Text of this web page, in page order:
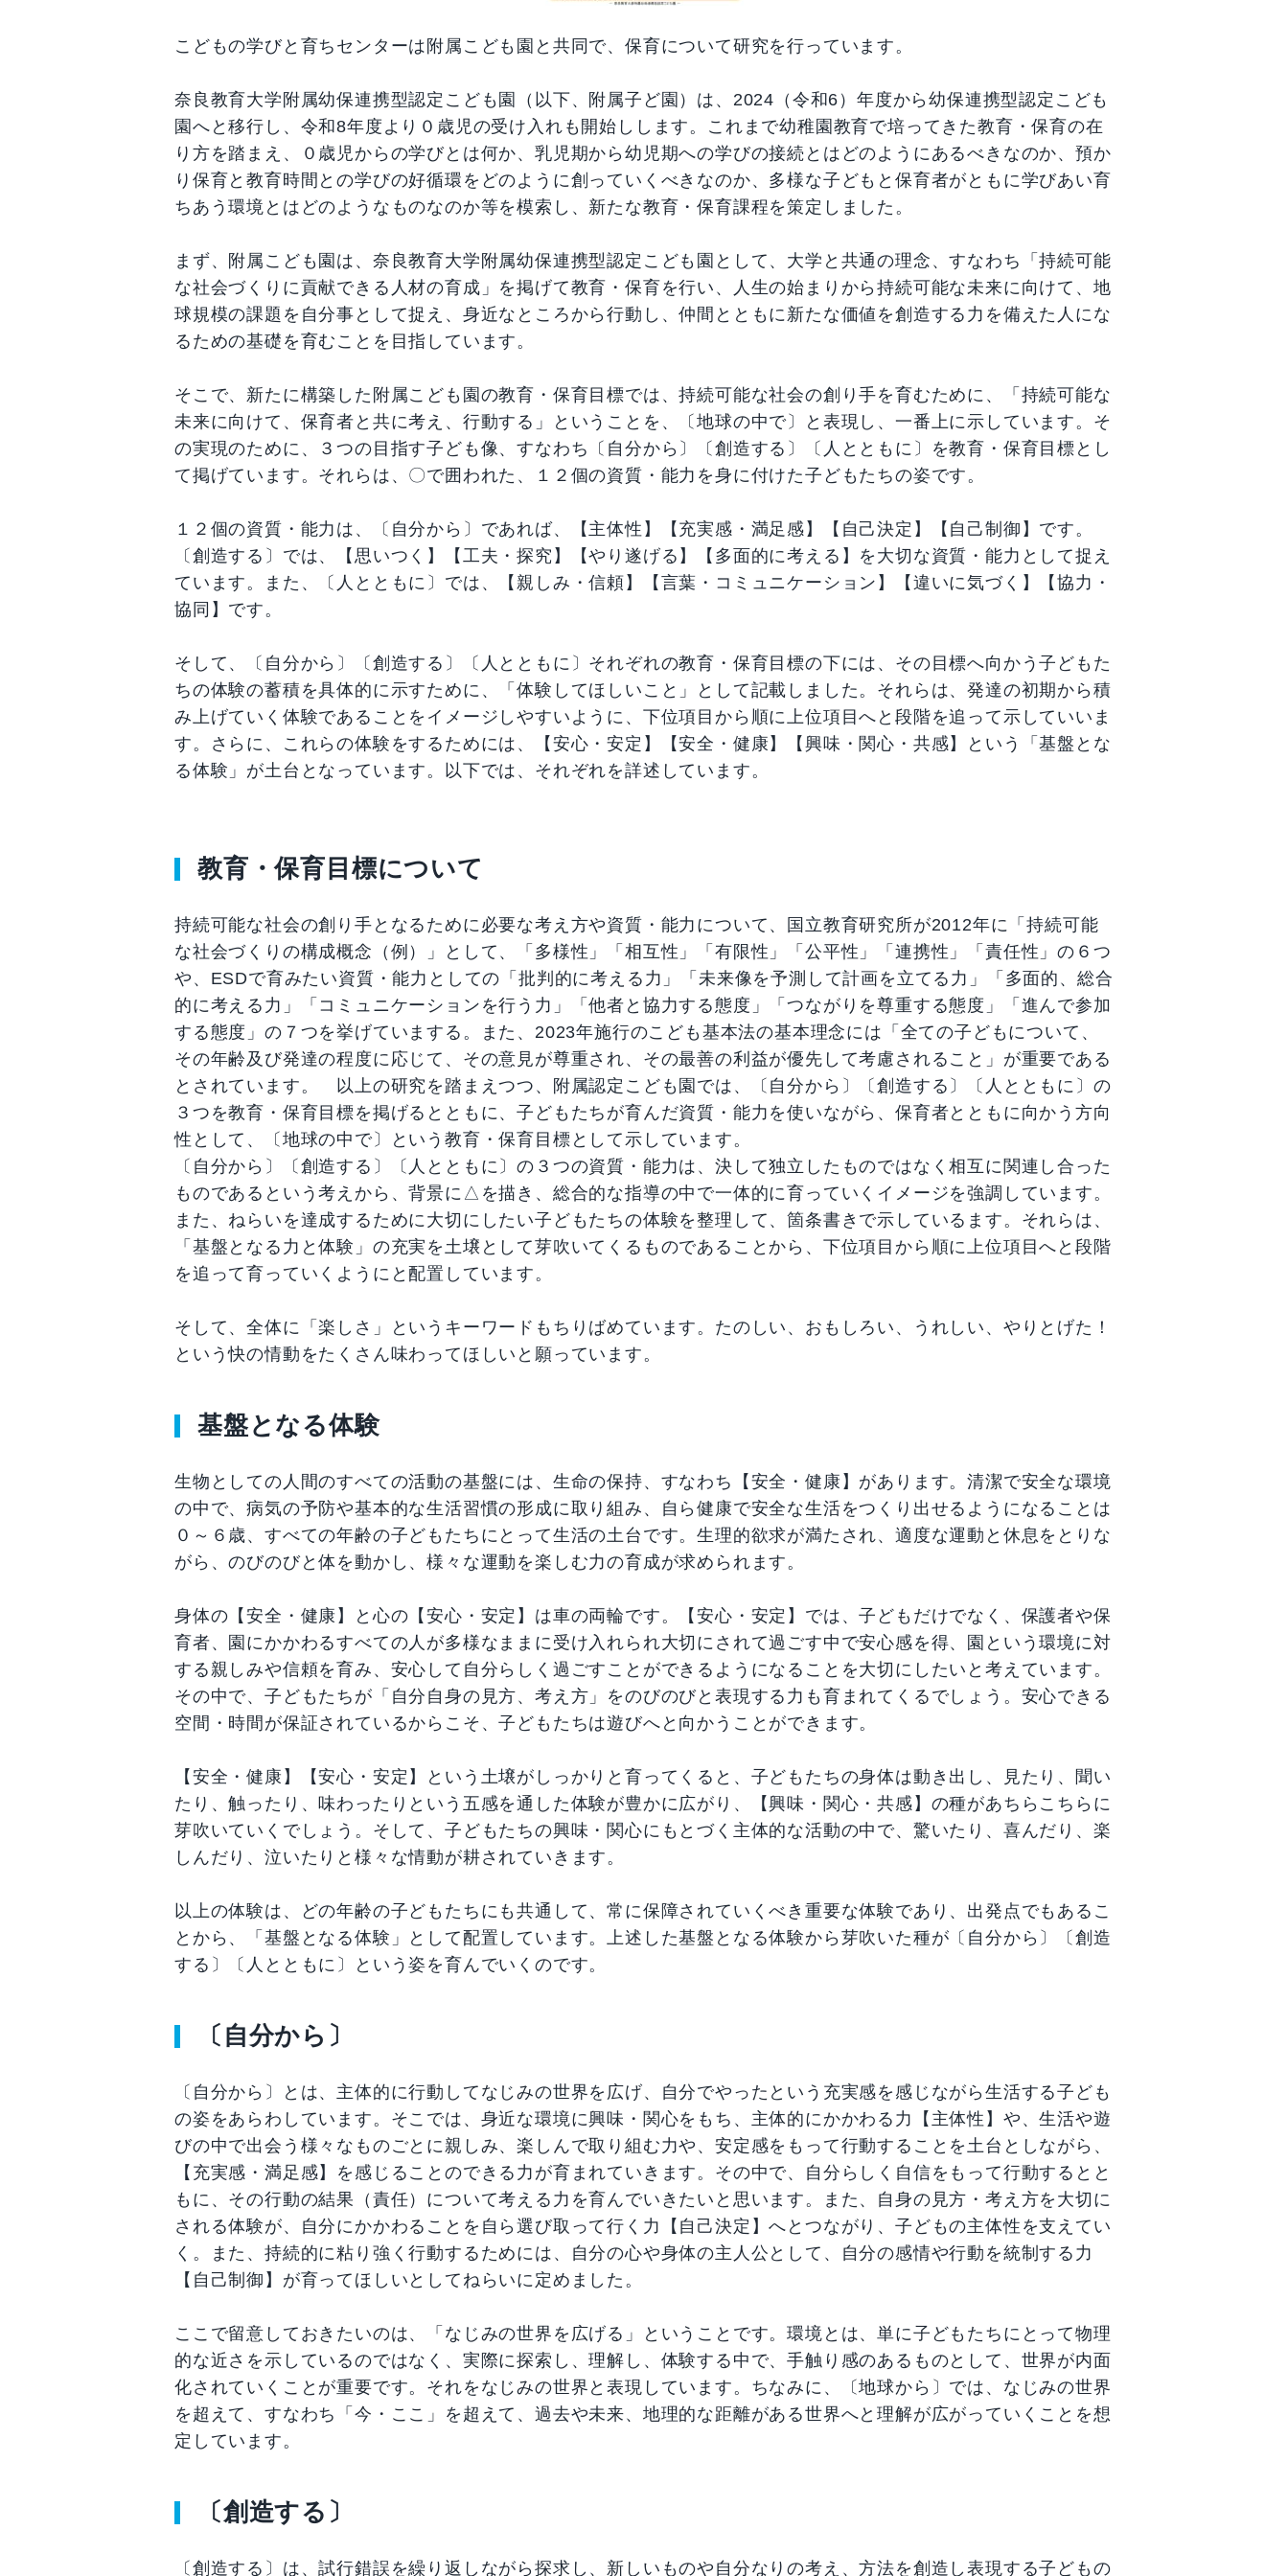
こどもの学びと育ちセンターは附属こども園と共同で、保育について研究を行っています。
奈良教育大学附属幼保連携型認定こども園（以下、附属子ど園）は、2024（令和6）年度から幼保連携型認定こども
園へと移行し、令和8年度より０歳児の受け入れも開始しします。これまで幼稚園教育で培ってきた教育・保育の在
り方を踏まえ、０歳児からの学びとは何か、乳児期から幼児期への学びの接続とはどのようにあるべきなのか、預か
り保育と教育時間との学びの好循環をどのように創っていくべきなのか、多様な子どもと保育者がともに学びあい育
ちあう環境とはどのようなものなのか等を模索し、新たな教育・保育課程を策定しました。
まず、附属こども園は、奈良教育大学附属幼保連携型認定こども園として、大学と共通の理念、すなわち「持続可能
な社会づくりに貢献できる人材の育成」を掲げて教育・保育を行い、人生の始まりから持続可能な未来に向けて、地
球規模の課題を自分事として捉え、身近なところから行動し、仲間とともに新たな価値を創造する力を備えた人にな
るための基礎を育むことを目指しています。
そこで、新たに構築した附属こども園の教育・保育目標では、持続可能な社会の創り手を育むために、「持続可能な
未来に向けて、保育者と共に考え、行動する」ということを、〔地球の中で〕と表現し、一番上に示しています。そ
の実現のために、３つの目指す子ども像、すなわち〔自分から〕〔創造する〕〔人とともに〕を教育・保育目標とし
て掲げています。それらは、〇で囲われた、１２個の資質・能力を身に付けた子どもたちの姿です。
１２個の資質・能力は、〔自分から〕であれば、【主体性】【充実感・満足感】【自己決定】【自己制御】です。
〔創造する〕では、【思いつく】【工夫・探究】【やり遂げる】【多面的に考える】を大切な資質・能力として捉え
ています。また、〔人とともに〕では、【親しみ・信頼】【言葉・コミュニケーション】【違いに気づく】【協力・
協同】です。
そして、〔自分から〕〔創造する〕〔人とともに〕それぞれの教育・保育目標の下には、その目標へ向かう子どもた
ちの体験の蓄積を具体的に示すために、「体験してほしいこと」として記載しました。それらは、発達の初期から積
み上げていく体験であることをイメージしやすいように、下位項目から順に上位項目へと段階を追って示していいま
す。さらに、これらの体験をするためには、【安心・安定】【安全・健康】【興味・関心・共感】という「基盤とな
る体験」が土台となっています。以下では、それぞれを詳述しています。
教育・保育目標について
持続可能な社会の創り手となるために必要な考え方や資質・能力について、国立教育研究所が2012年に「持続可能
な社会づくりの構成概念（例）」として、「多様性」「相互性」「有限性」「公平性」「連携性」「責任性」の６つ
や、ESDで育みたい資質・能力としての「批判的に考える力」「未来像を予測して計画を立てる力」「多面的、総合
的に考える力」「コミュニケーションを行う力」「他者と協力する態度」「つながりを尊重する態度」「進んで参加
する態度」の７つを挙げていまする。また、2023年施行のこども基本法の基本理念には「全ての子どもについて、
その年齢及び発達の程度に応じて、その意見が尊重され、その最善の利益が優先して考慮されること」が重要である
とされています。 以上の研究を踏まえつつ、附属認定こども園では、〔自分から〕〔創造する〕〔人とともに〕の
３つを教育・保育目標を掲げるとともに、子どもたちが育んだ資質・能力を使いながら、保育者とともに向かう方向
性として、〔地球の中で〕という教育・保育目標として示しています。
〔自分から〕〔創造する〕〔人とともに〕の３つの資質・能力は、決して独立したものではなく相互に関連し合った
ものであるという考えから、背景に△を描き、総合的な指導の中で一体的に育っていくイメージを強調しています。
また、ねらいを達成するために大切にしたい子どもたちの体験を整理して、箇条書きで示しているます。それらは、
「基盤となる力と体験」の充実を土壌として芽吹いてくるものであることから、下位項目から順に上位項目へと段階
を追って育っていくようにと配置しています。
そして、全体に「楽しさ」というキーワードもちりばめています。たのしい、おもしろい、うれしい、やりとげた！
という快の情動をたくさん味わってほしいと願っています。
基盤となる体験
生物としての人間のすべての活動の基盤には、生命の保持、すなわち【安全・健康】があります。清潔で安全な環境
の中で、病気の予防や基本的な生活習慣の形成に取り組み、自ら健康で安全な生活をつくり出せるようになることは
０～６歳、すべての年齢の子どもたちにとって生活の土台です。生理的欲求が満たされ、適度な運動と休息をとりな
がら、のびのびと体を動かし、様々な運動を楽しむ力の育成が求められます。
身体の【安全・健康】と心の【安心・安定】は車の両輪です。【安心・安定】では、子どもだけでなく、保護者や保
育者、園にかかわるすべての人が多様なままに受け入れられ大切にされて過ごす中で安心感を得、園という環境に対
する親しみや信頼を育み、安心して自分らしく過ごすことができるようになることを大切にしたいと考えています。
その中で、子どもたちが「自分自身の見方、考え方」をのびのびと表現する力も育まれてくるでしょう。安心できる
空間・時間が保証されているからこそ、子どもたちは遊びへと向かうことができます。
【安全・健康】【安心・安定】という土壌がしっかりと育ってくると、子どもたちの身体は動き出し、見たり、聞い
たり、触ったり、味わったりという五感を通した体験が豊かに広がり、【興味・関心・共感】の種があちらこちらに
芽吹いていくでしょう。そして、子どもたちの興味・関心にもとづく主体的な活動の中で、驚いたり、喜んだり、楽
しんだり、泣いたりと様々な情動が耕されていきます。
以上の体験は、どの年齢の子どもたちにも共通して、常に保障されていくべき重要な体験であり、出発点でもあるこ
とから、「基盤となる体験」として配置しています。上述した基盤となる体験から芽吹いた種が〔自分から〕〔創造
する〕〔人とともに〕という姿を育んでいくのです。
〔自分から〕
〔自分から〕とは、主体的に行動してなじみの世界を広げ、自分でやったという充実感を感じながら生活する子ども
の姿をあらわしています。そこでは、身近な環境に興味・関心をもち、主体的にかかわる力【主体性】や、生活や遊
びの中で出会う様々なものごとに親しみ、楽しんで取り組む力や、安定感をもって行動することを土台としながら、
【充実感・満足感】を感じることのできる力が育まれていきます。その中で、自分らしく自信をもって行動するとと
もに、その行動の結果（責任）について考える力を育んでいきたいと思います。また、自身の見方・考え方を大切に
される体験が、自分にかかわることを自ら選び取って行く力【自己決定】へとつながり、子どもの主体性を支えてい
く。また、持続的に粘り強く行動するためには、自分の心や身体の主人公として、自分の感情や行動を統制する力
【自己制御】が育ってほしいとしてねらいに定めました。
ここで留意しておきたいのは、「なじみの世界を広げる」ということです。環境とは、単に子どもたちにとって物理
的な近さを示しているのではなく、実際に探索し、理解し、体験する中で、手触り感のあるものとして、世界が内面
化されていくことが重要です。それをなじみの世界と表現しています。ちなみに、〔地球から〕では、なじみの世界
を超えて、すなわち「今・ここ」を超えて、過去や未来、地理的な距離がある世界へと理解が広がっていくことを想
定しています。
〔創造する〕
〔創造する〕は、試行錯誤を繰り返しながら探求し、新しいものや自分なりの考え、方法を創造し表現する子どもの